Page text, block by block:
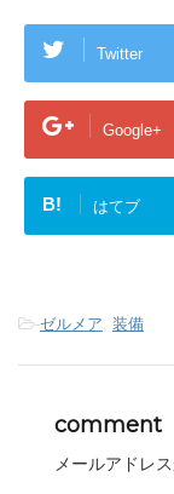
Twitter
Google+
B! はてブ
-ゼルメア, 装備
comment
メールアドレ